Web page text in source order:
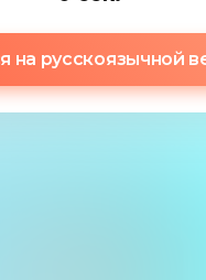
на русскоязычной